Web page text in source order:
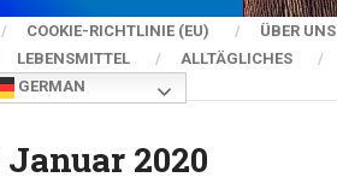
COOKIE-RICHTLINIE (EU) ÜBER UNS
LEBENSMITTEL ALLTÄGLICHES
GERMAN
Januar 2020